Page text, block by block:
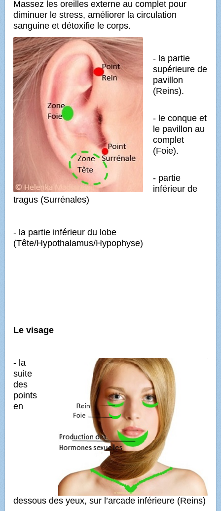
Massez les oreilles externe au complet pour
diminuer le stress, améliorer la circulation
sanguine et détoxifie le corps.
- la partie
supérieure de
pavillon
(Reins).
- le conque et
le pavillon au
complet
(Foie).
- partie
inférieur de
tragus (Surrénales)
- la partie inférieur du lobe
(Tête/Hypothalamus/Hypophyse)
Le visage
- la
suite
des
points
en
dessous des yeux, sur l’arcade inférieure (Reins)